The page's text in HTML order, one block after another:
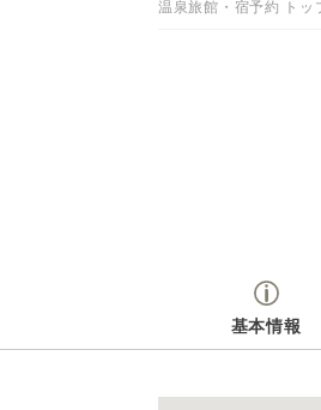
温泉旅館・宿予約 トッ
基本情報